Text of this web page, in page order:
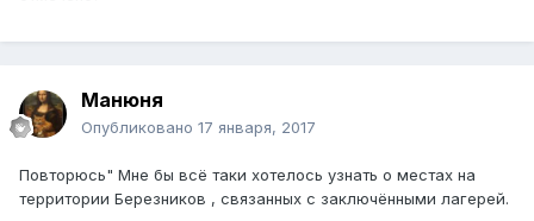
Манюня
Опубликовано 17 января, 2017
Повторюсь" Мне бы всё таки хотелось узнать о местах на
территории Березников , связанных с заключёнными лагерей.